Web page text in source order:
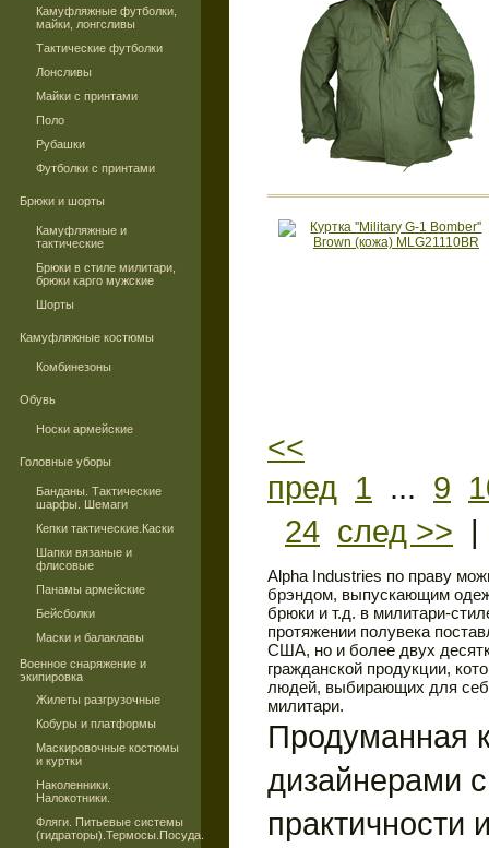
Камуфляжные футболки,
майки, лонгсливы
Тактические футболки
Лонсливы
Майки с принтами
Поло
Рубашки
Футболки с принтами
Брюки и шорты
Камуфляжные и
тактические
Брюки в стиле милитари,
брюки карго мужские
Шорты
Камуфляжные костюмы
Комбинезоны
Обувь
Носки армейские
Головные уборы
Банданы. Тактические
шарфы. Шемаги
Кепки тактические.Каски
Шапки вязаные и
флисовые
Панамы армейские
Бейсболки
Маски и балаклавы
Военное снаряжение и
экипировка
Жилеты разгрузочные
Кобуры и платформы
Маскировочные костюмы
и куртки
Наколенники.
Налокотники.
Фляги. Питьевые системы
(гидраторы).Термосы.Посуда.
<<
пред 1 ... 9
24 след >>
Alpha Industries по праву
брэндом, выпускающим
брюки и т.д. в милитари-
протяжении полувека
США, но и более двух
гражданской продукции,
людей, выбирающих для
милитари.
Продуманная
дизайнерами
практичности